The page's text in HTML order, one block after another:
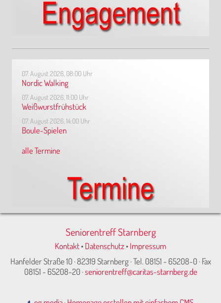
07. August 2026, 08:00 Uhr
Nordic Walking
07. August 2026, 11:00 Uhr
Weißwurstfrühstück
07. August 2026, 14:00 Uhr
Boule-Spielen
alle Termine
Seniorentreff Starnberg
Kontakt•Datenschutz•Impressum
Hanfelder Straße 10 · 82319 Starnberg · Tel. 08151 - 65208-0 · Fax
08151 - 65208-20 ·seniorentreff@caritas-starnberg.de